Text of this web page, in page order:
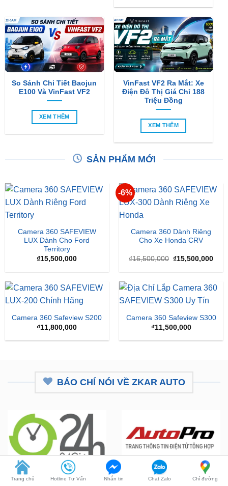
So Sánh Chi Tiết Baojun
E100 Và VinFast VF2
XEM THÊM
VinFast VF2 Ra Mắt: Xe
Điện Đô Thị Giá Chỉ 188
Triệu Đồng
XEM THÊM
SẢN PHẨM MỚI
Camera 360 SAFEVIEW
LUX Dành Cho Ford
Territory
₫15,500,000
-6%
Camera 360 Dành Riêng
Cho Xe Honda CRV
₫16,500,000 Giá
là:
₫15,500,000Giá
tại
Camera 360 Safeview S200
₫11,800,000
Camera 360 Safeview S300
₫11,500,000
BÁO CHÍ NÓI VỀ ZKAR AUTO
ZKar Auto tài trợ học bổng kỹ
CEO từng nâng cấp hơn 7.000 ô
Trang chủ Hotline Tư Vấn Nhắn tin Chat Zalo Chỉ đường